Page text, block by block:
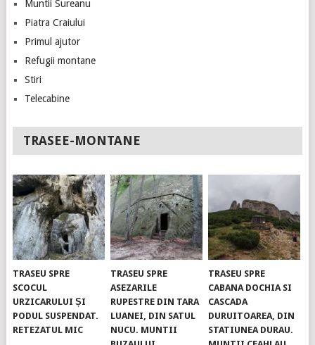
Muntii Sureanu
Piatra Craiului
Primul ajutor
Refugii montane
Stiri
Telecabine
TRASEE-MONTANE
TRASEU SPRE
SCOCUL
URZICARULUI ȘI
PODUL SUSPENDAT.
RETEZATUL MIC
TRASEU SPRE
ASEZARILE
RUPESTRE DIN TARA
LUANEI, DIN SATUL
NUCU. MUNTII
TRASEU SPRE
CABANA DOCHIA SI
CASCADA
DURUITOAREA, DIN
STATIUNEA DURAU.